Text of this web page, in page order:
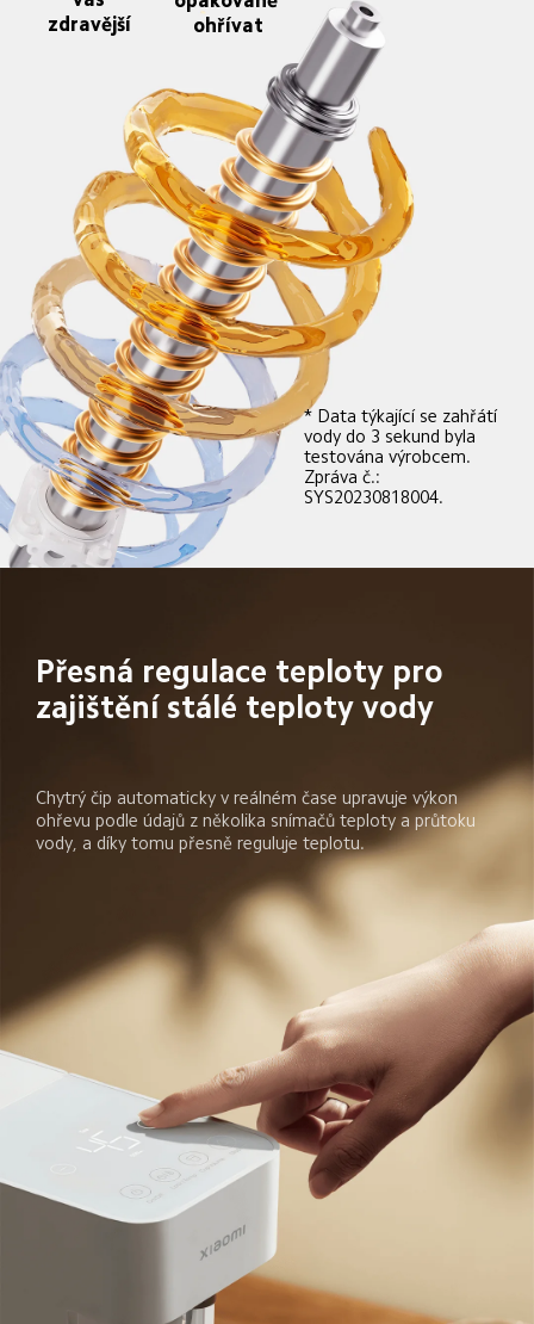
zdravější
ohřívat
* Data týkající se zahřátí
vody do 3 sekund byla
testována výrobcem.
Zpráva č.:
SYS20230818004.
Přesná regulace teploty pro
zajištění stálé teploty vody
Chytrý čip automaticky v reálném čase upravuje výkon
ohřevu podle údajů z několika snímačů teploty a průtoku
vody, a díky tomu přesně reguluje teplotu.